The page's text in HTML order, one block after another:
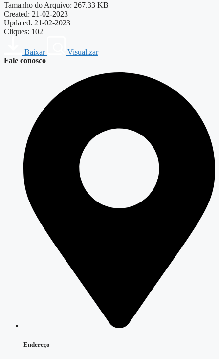
Tamanho do Arquivo: 267.33 KB
Created: 21-02-2023
Updated: 21-02-2023
Cliques: 102
Baixar
Visualizar
Fale conosco
Endereço